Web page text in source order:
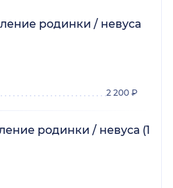
родинки / невуса
2 200 ₽
родинки / невуса (1